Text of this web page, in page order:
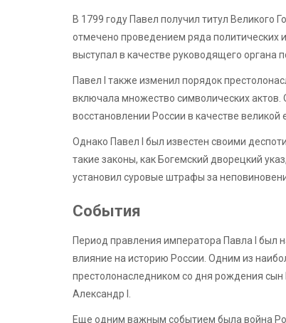
В 1799 году Павел получил титул Великого
отмечено проведением ряда политических
выступал в качестве руководящего органа
Павел I также изменил порядок
включала множество символических
восстановлении России в качестве
Однако Павел I был известен своими
такие законы, как Богемский дворецкий
установил суровые штрафы за
События
Период правления императора Павла I был
влияние на историю России. Одним из
престолонаследником со дня рождения
Александр I.
Еще одним важным событием была война